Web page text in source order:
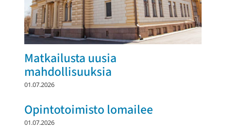
Matkailusta uusia
mahdollisuuksia
01.07.2026
Opintotoimisto lomailee
01.07.2026